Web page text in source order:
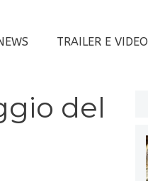
TRAILER E VIDEO
del